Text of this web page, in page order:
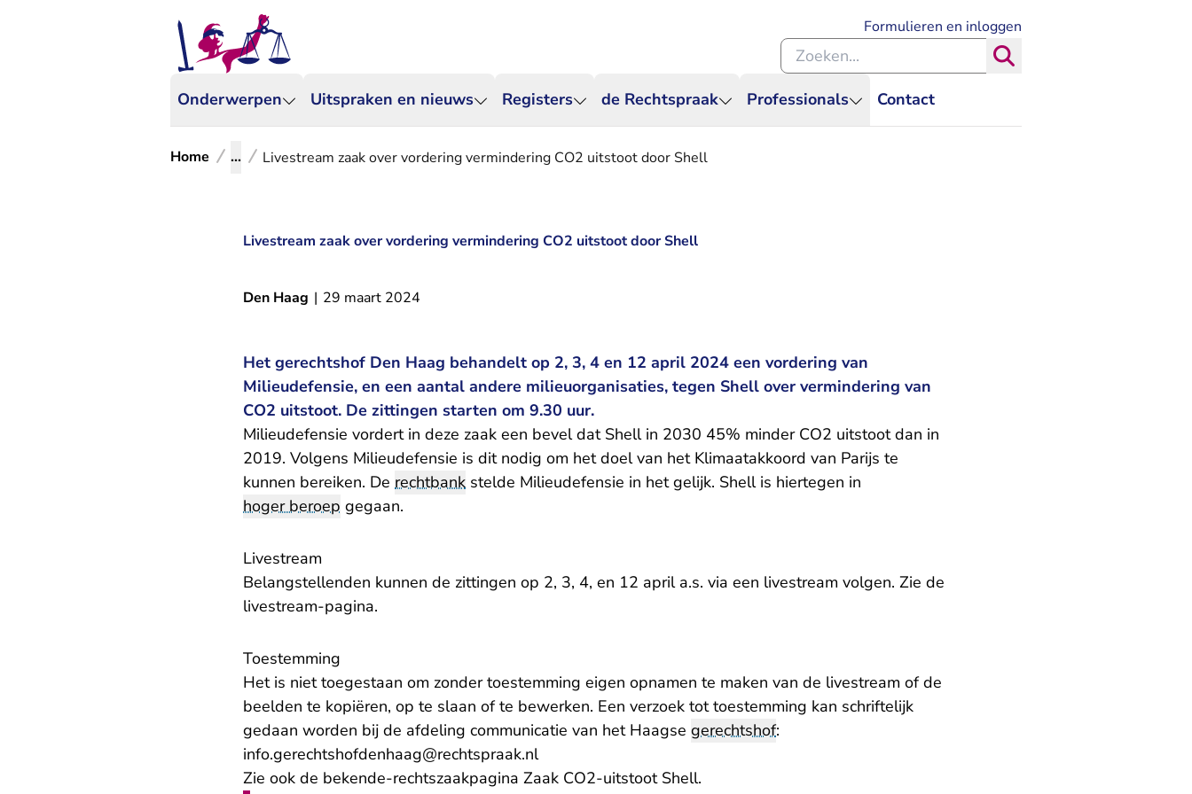
Onderwerpen Uitspraken en nieuws Registers de Rechtspraak Professionals Contact
Formulieren en inloggen
Zoeken binnen de Rechtspraak
Home ... Livestream zaak over vordering vermindering CO2 uitstoot door Shell
Livestream zaak over vordering vermindering CO2 uitstoot door Shell
Den Haag | 29 maart 2024
Het gerechtshof Den Haag behandelt op 2, 3, 4 en 12 april 2024 een vordering van
Milieudefensie, en een aantal andere milieuorganisaties, tegen Shell over vermindering van
CO2 uitstoot. De zittingen starten om 9.30 uur.
Milieudefensie vordert in deze zaak een bevel dat Shell in 2030 45% minder CO2 uitstoot dan in
2019. Volgens Milieudefensie is dit nodig om het doel van het Klimaatakkoord van Parijs te
kunnen bereiken. De rechtbank stelde Milieudefensie in het gelijk. Shell is hiertegen in
hoger beroep gegaan.
Livestream
Belangstellenden kunnen de zittingen op 2, 3, 4, en 12 april a.s. via een livestream volgen. Zie de
livestream-pagina.
Toestemming
Het is niet toegestaan om zonder toestemming eigen opnamen te maken van de livestream of de
beelden te kopiëren, op te slaan of te bewerken. Een verzoek tot toestemming kan schriftelijk
gedaan worden bij de afdeling communicatie van het Haagse gerechtshof:
info.gerechtshofdenhaag@rechtspraak.nl
Zie ook de bekende-rechtszaakpagina Zaak CO2-uitstoot Shell.